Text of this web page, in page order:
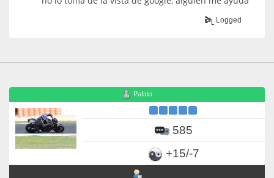
Logged
Pablo
585
+15/-7